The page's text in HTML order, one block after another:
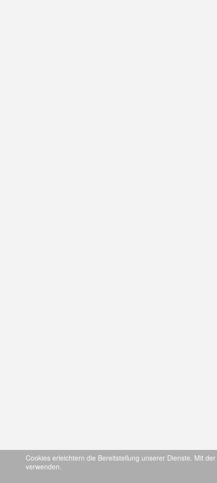
Cookies erleichtern die Bereitstellung unserer Dienste. Mit
verwenden.